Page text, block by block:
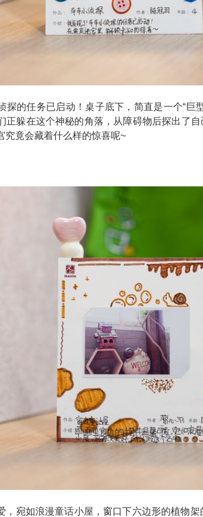
探的任务已启动！桌子底下，简直是一个“
正躲在这个神秘的角落，从障碍物后探出了自
究竟会藏着什么样的惊喜呢~
，宛如浪漫童话小屋，窗口下六边形的植物